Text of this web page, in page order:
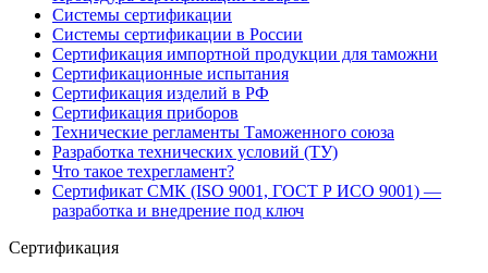
Системы сертификации
Системы сертификации в России
Сертификация импортной продукции для таможни
Сертификационные испытания
Сертификация изделий в РФ
Сертификация приборов
Технические регламенты Таможенного союза
Разработка технических условий (ТУ)
Что такое техрегламент?
Сертификат СМК (ISO 9001, ГОСТ Р ИСО 9001) —
разработка и внедрение под ключ
Сертификация